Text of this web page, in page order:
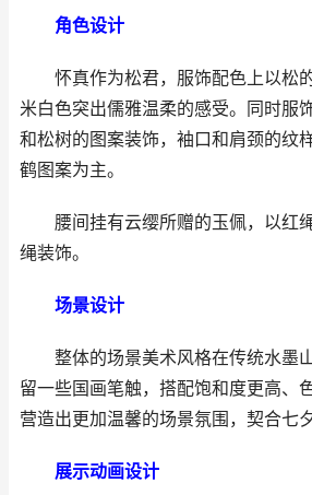
角色设计
怀真作为松君，服饰配色上以松
米白色突出儒雅温柔的感受。同时服
和松树的图案装饰，袖口和肩颈的纹
鹤图案为主。
腰间挂有云缨所赠的玉佩，以红
绳装饰。
场景设计
整体的场景美术风格在传统水墨
留一些国画笔触，搭配饱和度更高、
营造出更加温馨的场景氛围，契合七
展示动画设计